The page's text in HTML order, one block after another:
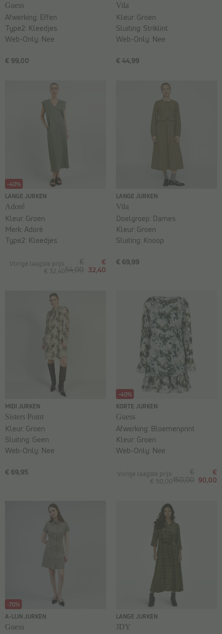
Guess
€ 99,00
Afwerking: Effen
Type2: Kleedjes
Web-Only: Nee
Vila
€ 44,99
Kleur: Groen
Sluiting: Striklint
Web-Only: Nee
-40%
LANGE JURKEN
Adoré
Vorige laagste prijs:
€ 32,40
€
54,00
€
32,40
Kleur: Groen
Merk:Adoré
Type2: Kleedjes
LANGE JURKEN
Vila
€ 69,99
Doelgroep: Dames
Kleur: Groen
Sluiting: Knoop
MIDI JURKEN
Sisters Point
€ 69,95
Kleur: Groen
Sluiting: Geen
Web-Only: Nee
-40%
KORTE JURKEN
Guess
Vorige laagste prijs:
€ 90,00
€
150,00
€
90,00
Afwerking: Bloemenprint
Kleur: Groen
Web-Only: Nee
-70%
A-LIJN JURKEN
Guess
LANGE JURKEN
JDY